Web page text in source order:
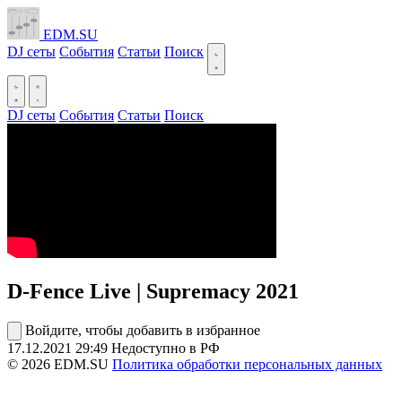
EDM.SU
DJ сеты События Статьи Поиск
DJ сеты События Статьи Поиск
D-Fence Live | Supremacy 2021
Войдите, чтобы добавить в избранное
17.12.2021 29:49 Недоступно в РФ
© 2026 EDM.SU Политика обработки персональных данных